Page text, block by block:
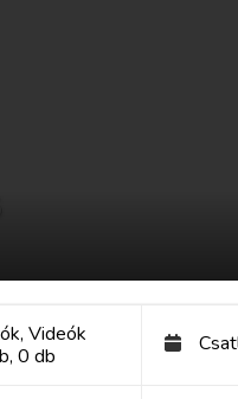
Videók
, 0 db